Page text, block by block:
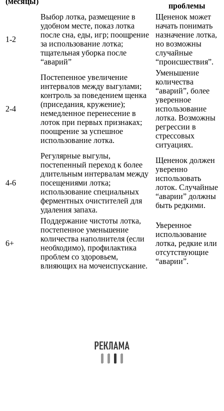
проблемы
1-2
Выбор лотка, размещение в
удобном месте, показ лотка
после сна, еды, игр; поощрение
за использование лотка;
тщательная уборка после
“аварий”
Щененок может
начать понимать
назначение лотка,
но возможны
случайные
“происшествия”.
2-4
Постепенное увеличение
интервалов между выгулами;
контроль за поведением щенка
(приседания, кружение);
немедленное перенесение в
лоток при первых признаках;
поощрение за успешное
использование лотка.
Уменьшение
количества
“аварий”, более
уверенное
использование
лотка. Возможны
регрессии в
стрессовых
ситуациях.
4-6
Регулярные выгулы,
постепенный переход к более
длительным интервалам между
посещениями лотка;
использование специальных
ферментных очистителей для
удаления запаха.
Щененок должен
уверенно
использовать
лоток. Случайные
“аварии” должны
быть редкими.
6+
Поддержание чистоты лотка,
постепенное уменьшение
количества наполнителя (если
необходимо), профилактика
проблем со здоровьем,
влияющих на мочеиспускание.
Уверенное
использование
лотка, редкие или
отсутствующие
“аварии”.